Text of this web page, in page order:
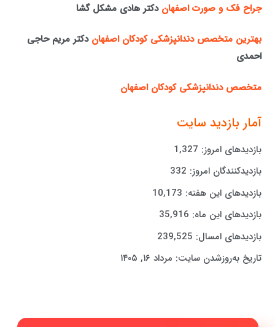
جراح فک و صورت اصفهان دکتر هادی مشکل گشا
بهترین متخصص دندانپزشکی کودکان اصفهان دکتر مریم حاجی
احمدی
متخصص دندانپزشکی کودکان اصفهان
آمار بازدید سایت
بازدیدهای امروز: 1,327
بازدیدکنندگان امروز: 332
بازدیدهای این هفته: 10,173
بازدیدهای این ماه: 35,916
بازدیدهای امسال: 239,525
تاریخ به‌روزشدن سایت: مرداد ۱۶, ۱۴۰۵